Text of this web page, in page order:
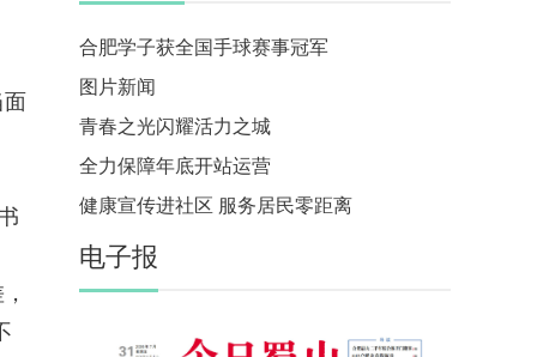
合肥学子获全国手球赛事冠军
图片新闻
青春之光闪耀活力之城
全力保障年底开站运营
健康宣传进社区 服务居民零距离
电子报